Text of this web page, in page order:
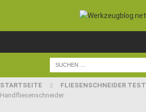
STARTSEITE
FLIESENSCHNEIDER TEST
Handfliesenschneider